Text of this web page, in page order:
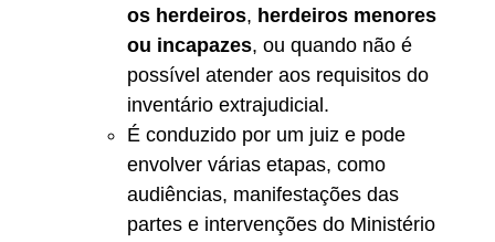
os herdeiros, herdeiros menores
ou incapazes, ou quando não é
possível atender aos requisitos do
inventário extrajudicial.
É conduzido por um juiz e pode
envolver várias etapas, como
audiências, manifestações das
partes e intervenções do Ministério